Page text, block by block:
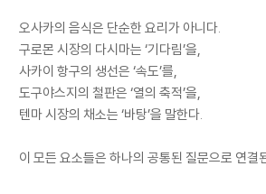
오사카의 음식은 단순한 요리가 아니다.
구로몬 시장의 다시마는 ‘기다림’을,
사카이 항구의 생선은 ‘속도’를,
도구야스지의 철판은 ‘열의 축적’을,
텐마 시장의 채소는 ‘바탕’을 말한다.
이 모든 요소들은 하나의 공통된 질문으로 연결